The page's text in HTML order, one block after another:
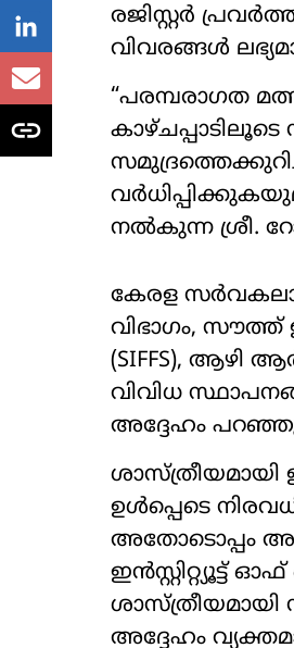
രജിസ്റ്റർ
വിവരങ്ങൾ
“പരമ്പരാഗത
നൽകുന്ന ശ്രീ.
കേരള
വിഭാഗം,
(SIFFS),
വിവിധ
അദ്ദേഹം
ഉൾപ്പെടെ
അതോടൊപ്പം
ഇൻസ്റ്റിറ്റ്യൂട്ട്
ശാസ്ത്രീയമായി
അദ്ദേഹം